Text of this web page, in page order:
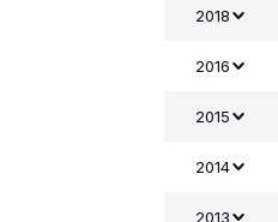
2018
2016
2015
2014
2013